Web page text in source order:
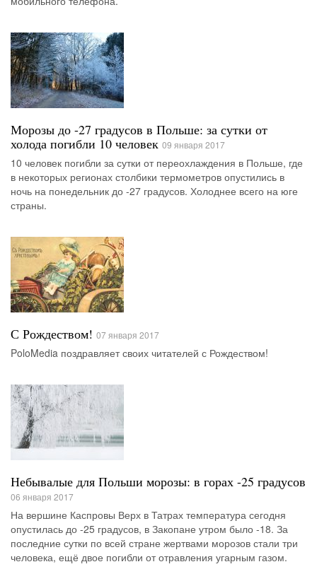
Морозы до -27 градусов в Польше: за сутки от
холода погибли 10 человек 09 января 2017
10 человек погибли за сутки от переохлаждения в Польше, где
в некоторых регионах столбики термометров опустились в
ночь на понедельник до -27 градусов. Холоднее всего на юге
страны.
С Рождеством! 07 января 2017
PoloMedia поздравляет своих читателей с Рождеством!
Небывалые для Польши морозы: в горах -25 градусов
06 января 2017
На вершине Каспровы Верх в Татрах температура сегодня
опустилась до -25 градусов, в Закопане утром было -18. За
последние сутки по всей стране жертвами морозов стали три
человека, ещё двое погибли от отравления угарным газом.